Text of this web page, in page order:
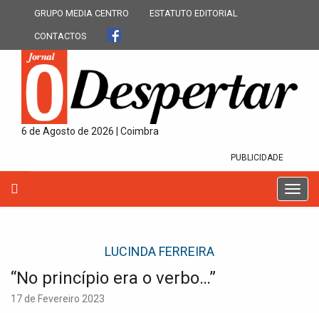
GRUPO MEDIA CENTRO ESTATUTO EDITORIAL
CONTACTOS
6 de Agosto de 2026 | Coimbra
PUBLICIDADE
T
o
LUCINDA FERREIRA
“No princípio era o verbo…”
17 de Fevereiro 2023